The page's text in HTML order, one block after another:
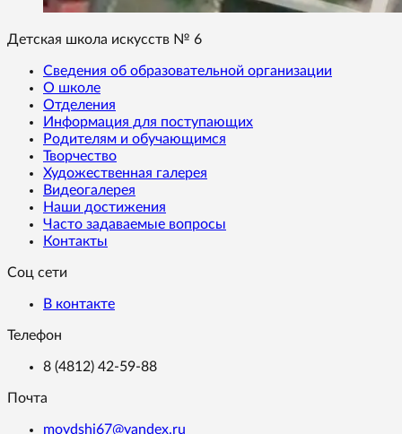
Детская школа искусств № 6
Сведения об образовательной организации
О школе
Отделения
Информация для поступающих
Родителям и обучающимся
Творчество
Художественная галерея
Видеогалерея
Наши достижения
Часто задаваемые вопросы
Контакты
Соц сети
В контакте
Телефон
8 (4812) 42-59-88
Почта
moydshi67@yandex.ru